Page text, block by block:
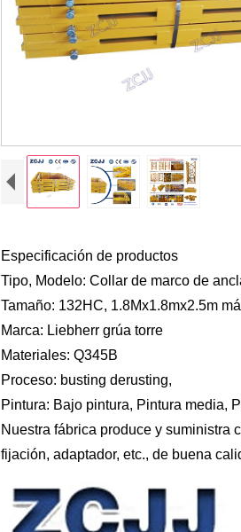
Especificación de productos
Tipo, Modelo: Collar de marco de
Tamaño: 132HC, 1.8Mx1.8mx2.5m
Marca: Liebherr grúa torre
Materiales: Q345B
Proceso: busting derusting,
Pintura: Bajo pintura, Pintura media,
Nuestra fábrica produce y suministra
fijación, adaptador, etc., de buena